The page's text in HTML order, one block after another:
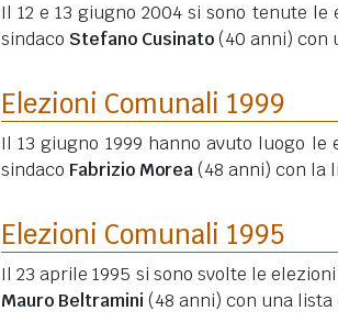
Il 12 e 13 giugno 2004 si sono tenute
sindaco Stefano Cusinato(40 anni) con
Elezioni Comunali 1999
Il 13 giugno 1999 hanno avuto luogo
sindaco Fabrizio Morea(48 anni) con la
Elezioni Comunali 1995
Il 23 aprile 1995 si sono svolte le
Mauro Beltramini (48 anni) con una lista